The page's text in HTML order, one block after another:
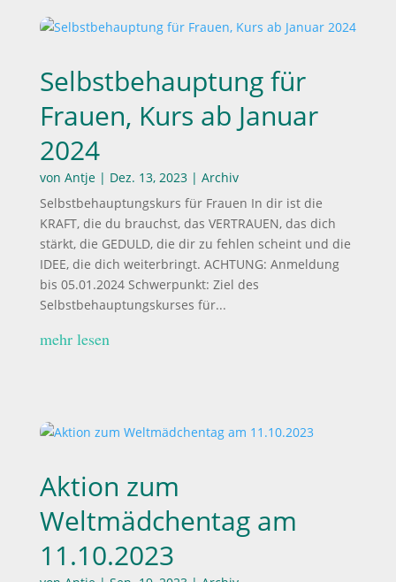
Selbstbehauptung für
Frauen, Kurs ab Januar
2024
von Antje| Dez. 13, 2023| Archiv
Selbstbehauptungskurs für Frauen In dir ist die
KRAFT, die du brauchst, das VERTRAUEN, das dich
stärkt, die GEDULD, die dir zu fehlen scheint und die
IDEE, die dich weiterbringt. ACHTUNG: Anmeldung
bis 05.01.2024 Schwerpunkt: Ziel des
Selbstbehauptungskurses für...
mehr lesen
Aktion zum
Weltmädchentag am
11.10.2023